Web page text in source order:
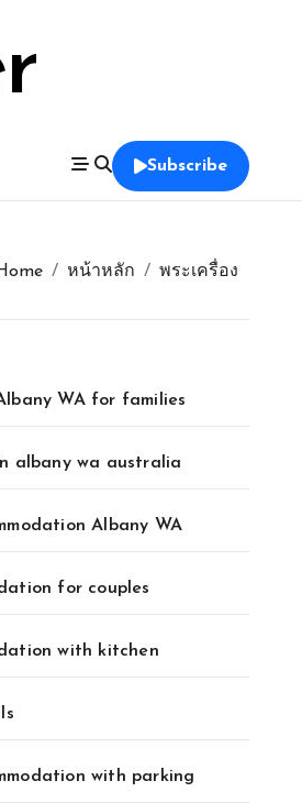
Subscribe
หน้าหลัก พระเครื่อง
WA for families
albany wa australia
Albany WA
for couples
with kitchen
with parking